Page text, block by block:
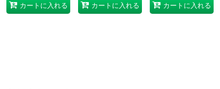
カートに入れる カートに入れる カートに入れる